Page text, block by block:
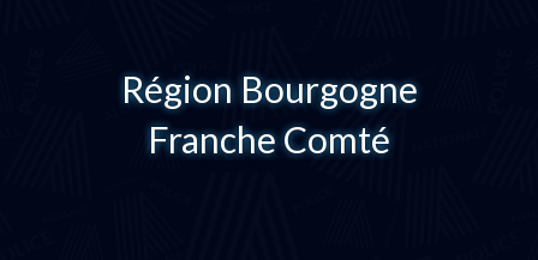
Région Bourgogne
Franche Comté